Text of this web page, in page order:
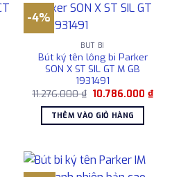
-4%
BÚT BI
Bút ký tên lông bi Parker
SON X ST SIL GT M GB
1931491
11.276.000₫ Giá
là:
11.276.000 ₫.
10.786.000₫Giá
hiện
THÊM VÀO GIỎ HÀNG